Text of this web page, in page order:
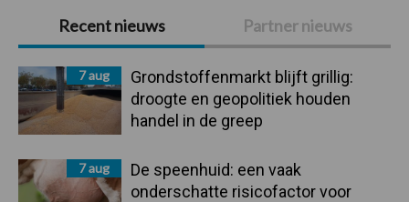
Primaire
Sidebar
Recent nieuws Partner nieuws
7 aug
Grondstoffenmarkt blijft grillig:
droogte en geopolitiek houden
handel in de greep
7 aug
De speenhuid: een vaak
onderschatte risicofactor voor